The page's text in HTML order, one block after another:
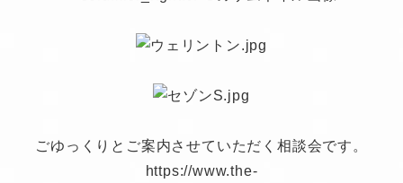
ごゆっくりとご案内させていただく相談会です。
https://www.the-